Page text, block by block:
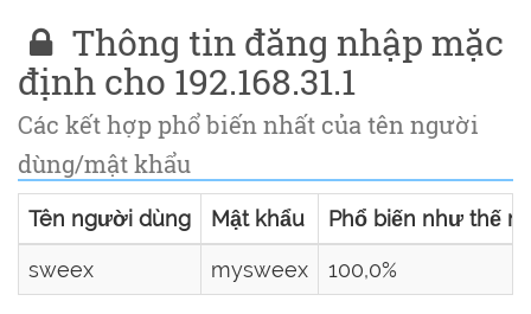
Thông tin đăng nhập mặc
định cho 192.168.31.1
Các kết hợp phổ biến nhất của tên người
dùng/mật khẩu
Tên người dùng Mật khẩu Phổ biến như thế
sweex mysweex 100,0%